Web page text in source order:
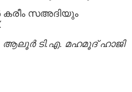
സഅദിയും
ആലൂര്‍ ടി.എ. മഹമൂദ്‌ ഹാജി